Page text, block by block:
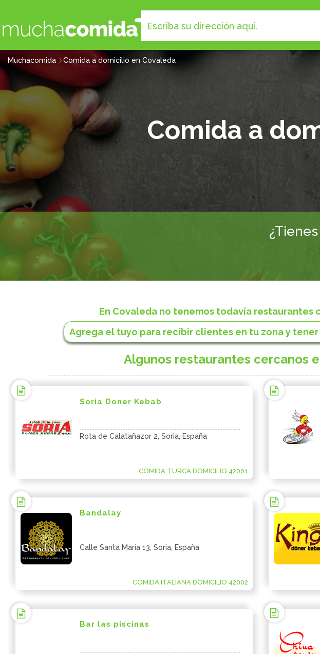
Muchacomida Comida a domicilio en Covaleda
Comida a
En Covaleda no tenemos todavía restaurantes
Agrega el tuyo para recibir clientes en tu zona y
Algunos restaurantes cercanos
Soria Doner Kebab
Rota de Calatañazor 2, Soria, España
COMIDA TURCA DOMICILIO 42001
Bandalay
Calle Santa María 13, Soria, España
COMIDA ITALIANA DOMICILIO 42002
Bar las piscinas